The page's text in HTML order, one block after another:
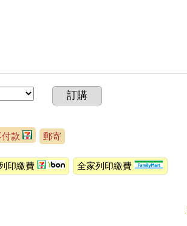
訂購
款 郵寄
印繳費 全家列印繳費